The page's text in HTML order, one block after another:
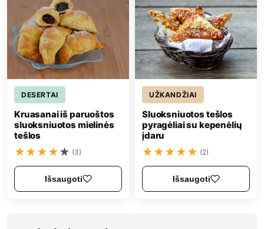
DESERTAI
Kruasanai iš paruoštos
sluoksniuotos mielinės
tešlos
★★★★★ (3)
Išsaugoti
UŽKANDŽIAI
Sluoksniuotos tešlos
pyragėliai su kepenėlių
įdaru
★★★★★ (2)
Išsaugoti